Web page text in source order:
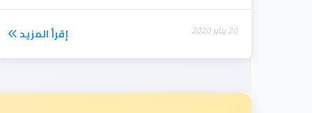
20 يناير 2020 إقرأ المزيد